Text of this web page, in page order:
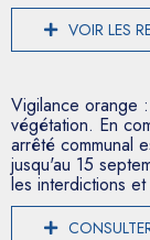
VOIR LES
Vigilance orange
végétation. En
arrêté communal
jusqu'au 15
les interdictions